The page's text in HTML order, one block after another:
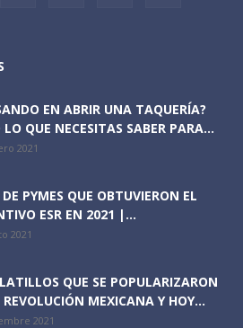
EN ABRIR UNA TAQUERÍA?
QUE NECESITAS SABER PARA...
2021
PYMES QUE OBTUVIERON EL
ESR EN 2021 |...
2021
QUE SE POPULARIZARON
MEXICANA Y HOY...
2021